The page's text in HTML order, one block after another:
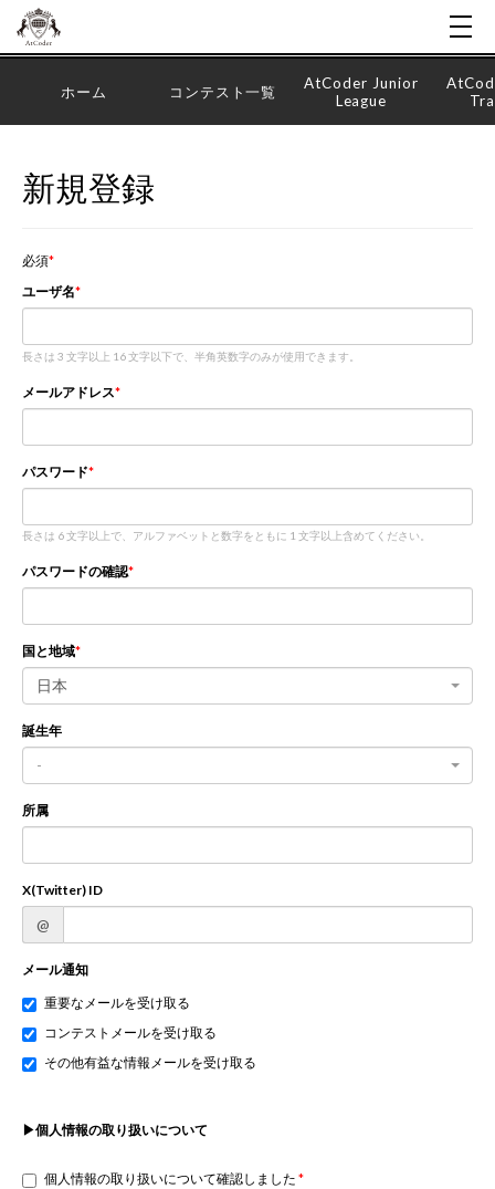
ホーム コンテスト一覧
AtCoder Junior
League
新規登録
必須
ユーザ名
長さは 3 文字以上 16 文字以下で、半角英数字のみが使用できます。
メールアドレス
パスワード
長さは 6 文字以上で、アルファベットと数字をともに 1 文字以上含めてください。
パスワードの確認
国と地域
日本
誕生年
-
所属
X(Twitter) ID
@
メール通知
重要なメールを受け取る
コンテストメールを受け取る
その他有益な情報メールを受け取る
▶個人情報の取り扱いについて
個人情報の取り扱いについて確認しました